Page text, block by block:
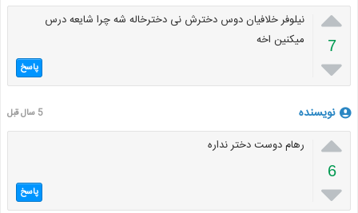

7

نیلوفر خلافیان دوس دخترش نی دخترخاله شه چرا شایعه درس
میکنین اخه
پاسخ
نویسنده 5 سال قبل

6

رهام دوست دختر نداره
پاسخ